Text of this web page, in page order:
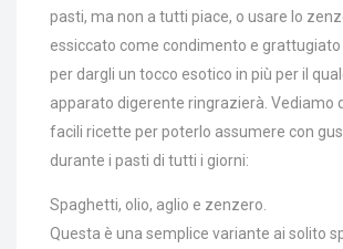
pasti, ma non a tutti piace, o usare lo
essiccato come condimento e
per dargli un tocco esotico in più per il
apparato digerente ringrazierà. Vediamo
facili ricette per poterlo assumere con
durante i pasti di tutti i giorni:
Spaghetti, olio, aglio e zenzero.
Questa è una semplice variante ai solito